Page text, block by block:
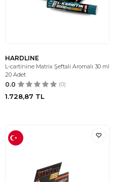
HARDLINE
L-cartinine Matrix Şeftali Aromalı 30 ml
20 Adet
0.0 (0)
1.728,87 TL